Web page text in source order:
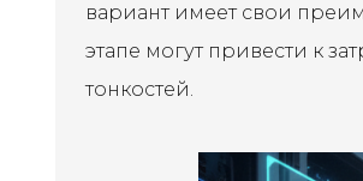
вариант имеет свои
этапе могут привести к
тонкостей.